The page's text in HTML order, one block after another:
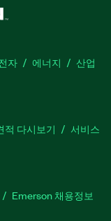
자 에너지
산업
적 다시보기
서비스
Emerson 채용정보